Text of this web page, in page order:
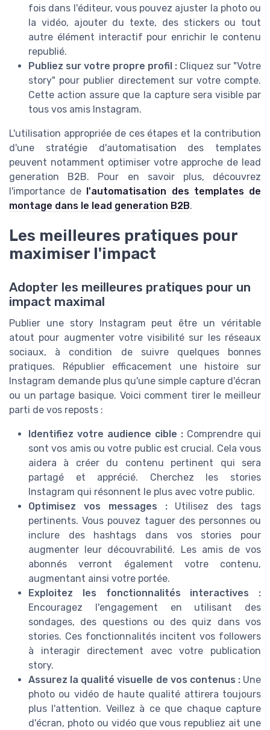
fois dans l'éditeur, vous pouvez ajuster la photo ou
la vidéo, ajouter du texte, des stickers ou tout
autre élément interactif pour enrichir le contenu
republié.
Publiez sur votre propre profil : Cliquez sur "Votre
story" pour publier directement sur votre compte.
Cette action assure que la capture sera visible par
tous vos amis Instagram.
L'utilisation appropriée de ces étapes et la contribution
d'une stratégie d'automatisation des templates
peuvent notamment optimiser votre approche de lead
generation B2B. Pour en savoir plus, découvrez
l'importance de l'automatisation des templates de
montage dans le lead generation B2B.
Les meilleures pratiques pour
maximiser l'impact
Adopter les meilleures pratiques pour un
impact maximal
Publier une story Instagram peut être un véritable
atout pour augmenter votre visibilité sur les réseaux
sociaux, à condition de suivre quelques bonnes
pratiques. Républier efficacement une histoire sur
Instagram demande plus qu'une simple capture d'écran
ou un partage basique. Voici comment tirer le meilleur
parti de vos reposts :
Identifiez votre audience cible : Comprendre qui
sont vos amis ou votre public est crucial. Cela vous
aidera à créer du contenu pertinent qui sera
partagé et apprécié. Cherchez les stories
Instagram qui résonnent le plus avec votre public.
Optimisez vos messages :Utilisez des tags
pertinents. Vous pouvez taguer des personnes ou
inclure des hashtags dans vos stories pour
augmenter leur découvrabilité. Les amis de vos
abonnés verront également votre contenu,
augmentant ainsi votre portée.
Exploitez les fonctionnalités interactives :
Encouragez l'engagement en utilisant des
sondages, des questions ou des quiz dans vos
stories. Ces fonctionnalités incitent vos followers
à interagir directement avec votre publication
story.
Assurez la qualité visuelle de vos contenus :Une
photo ou vidéo de haute qualité attirera toujours
plus l'attention. Veillez à ce que chaque capture
d'écran, photo ou vidéo que vous republiez ait une